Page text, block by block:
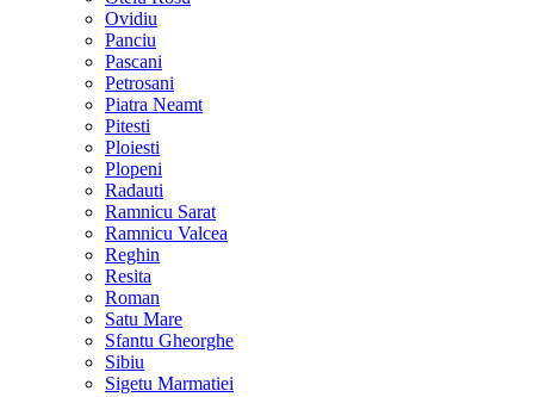
Ovidiu
Panciu
Pascani
Petrosani
Piatra Neamt
Pitesti
Ploiesti
Plopeni
Radauti
Ramnicu Sarat
Ramnicu Valcea
Reghin
Resita
Roman
Satu Mare
Sfantu Gheorghe
Sibiu
Sigetu Marmatiei